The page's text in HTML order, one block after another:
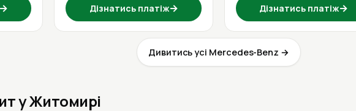
→ Дізнатись платіж→ Дізнатись платіж→
Дивитись усі Mercedes-Benz →
у Житомирі